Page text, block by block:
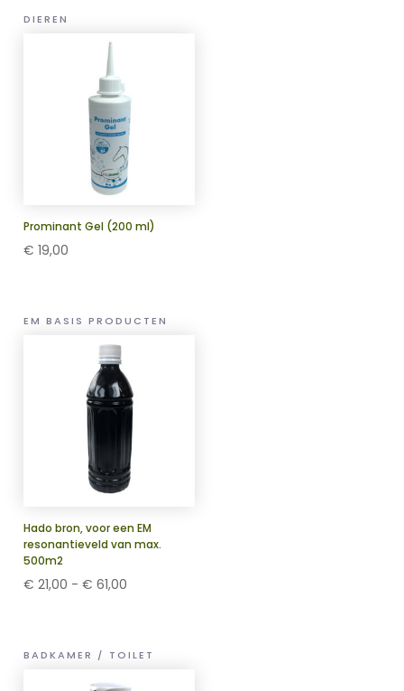
DIEREN
Prominant Gel (200 ml)
€ 19,00
EM BASIS PRODUCTEN
Hado bron, voor een EM
resonantieveld van max.
500m2
€ 21,00 - € 61,00
BADKAMER / TOILET